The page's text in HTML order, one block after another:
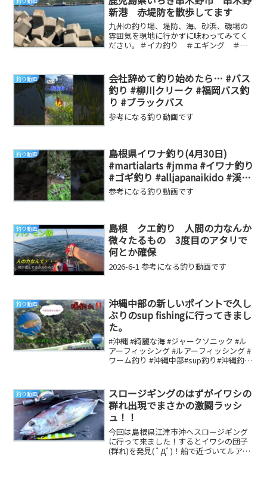
新港 赤堤防を散歩してます
九州の釣り場、堤防、海、砂浜、磯場の
雰囲気を現地に行かずに味わってみてく
ださい。＃イカ釣り ＃エギング ＃釣
釣り動画
会社辞めて釣り始めたら… #バス
釣り #柳川クリーク #福岡バス釣
り #ブラックバス
参考になる釣り動画です
釣り動画
島根県イワナ釣り(4月30日)
#martialarts #jmma #イワナ釣り
#ゴギ釣り #alljapanaikido #渓流
釣り
参考になる釣り動画です
釣り動画
島根 クエ釣り 人間の力なんか
微々たるもの 3度目のアタリで
何とか確保
2026-6-1 参考になる釣り動画です
釣り動画
沖縄中部の新しいポイントで久し
ぶりのsup fishingに行ってきまし
た。
#沖縄 #綺麗な海 #ジャークソニック #ル
アーフィッシング #ルアーフィッシング #
ワーム釣り #沖縄中部#sup釣り#沖縄釣り
釣り動画
スロージギングのはずがイワシの
群れ出現でまさかの激闘ラッシ
ュ！！
今回は島根県江津市沖へスロージギング
に行って来ました！するとイワシの団子
(群れ)を発見( ﾟДﾟ)！船で近づいてルアー